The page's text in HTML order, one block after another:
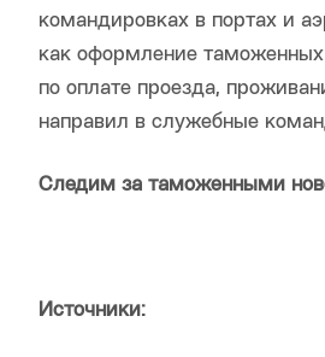
командировках в портах и
как оформление
по оплате проезда,
направил в служебные
Следим за таможенными
Источники: